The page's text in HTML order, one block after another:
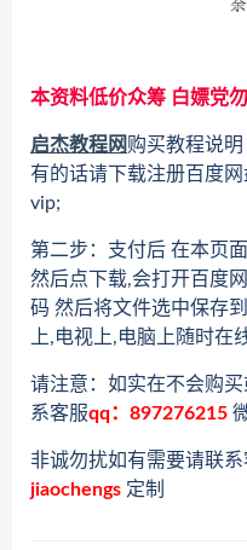
本资料低价众筹 白嫖党
启杰教程网购买教程说
有的话请下载注册百度
vip;
第二步：支付后 在本页
然后点下载,会打开百度
码 然后将文件选中保存
上,电视上,电脑上随时在
请注意：如实在不会购
系客服qq：897276215
非诚勿扰如有需要请联
jiaochengs 定制